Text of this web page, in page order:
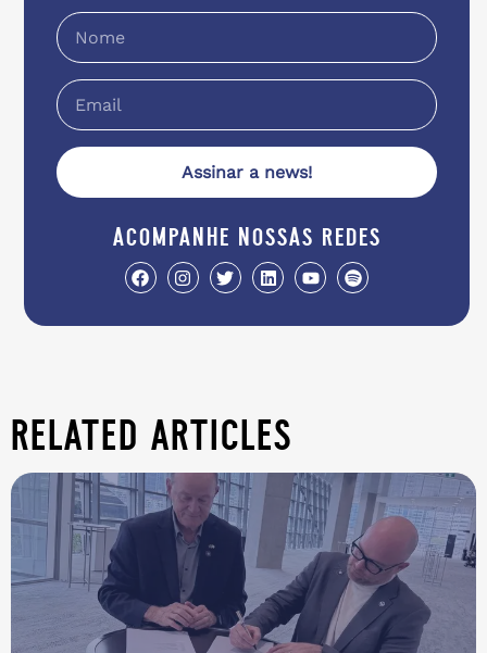
Assinar a news!
acompanhe nossas redes
related articles